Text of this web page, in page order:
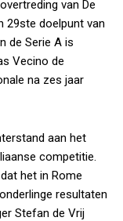
van De
29ste doelpunt van
de Serie A is
Vecino de
na zes jaar
aan het
competitie.
het in Rome
resultaten
Stefan de Vrij